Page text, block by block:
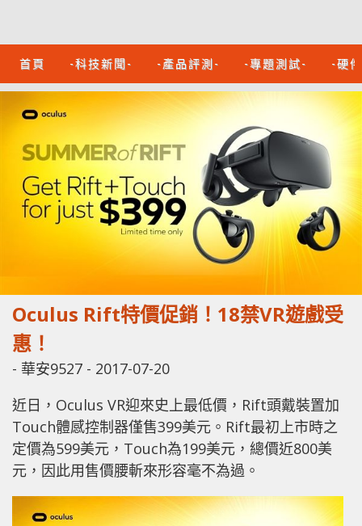
首頁 -科技新聞- -產品評測- -專題測試- -硬
Oculus Rift特價促銷！18禁VR遊戲受
惠！
- 華安9527 - 2017-07-20
近日，Oculus VR迎來史上最低價，Rift頭戴裝置加
Touch體感控制器僅售399美元。 Rift最初上市時之
定價為599美元，Touch為199美元，總價近800美
元，因此用售價腰斬來形容毫不為過。